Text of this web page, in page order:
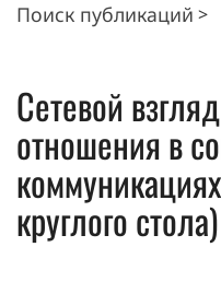
Поиск публикаций >
Сетевой
отношения в
круглого стола)